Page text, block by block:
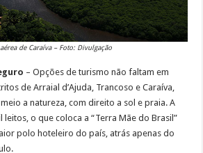
de Caraíva – Foto: Divulgação
– Opções de turismo não faltam em
de Arraial d’Ajuda, Trancoso e Caraíva,
a natureza, com direito a sol e praia. A
o que coloca a “Terra Mãe do Brasil”
polo hoteleiro do país, atrás apenas do